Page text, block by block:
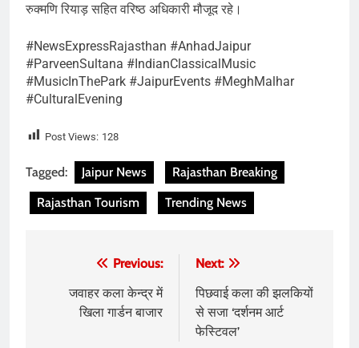
रुक्मणि रियाड़ सहित वरिष्ठ अधिकारी मौजूद रहे।
#NewsExpressRajasthan #AnhadJaipur
#ParveenSultana #IndianClassicalMusic
#MusicInThePark #JaipurEvents #MeghMalhar
#CulturalEvening
Post Views: 128
Tagged: Jaipur News
Rajasthan Breaking
Rajasthan Tourism
Trending News
navigation
Previous:
जवाहर कला केन्द्र में
खिला गार्डन बाजार
Next:
पिछवाई कला की झलकियों
से सजा ‘दर्शनम आर्ट
फेस्टिवल’